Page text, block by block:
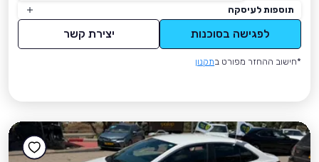
תוספות לעיסקה
לפגישה בסוכנות יצירת קשר
*חישוב ההחזר מפורט בתקנון